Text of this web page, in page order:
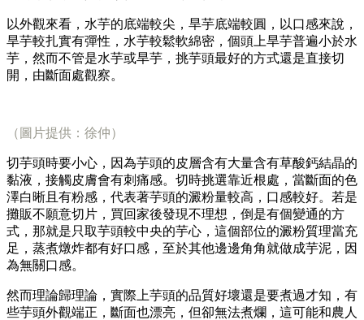
以外觀來看，水芋的底端較尖，旱芋底端較圓，以口感來說，
旱芋較扎實有彈性，水芋較鬆軟綿密，個頭上旱芋普遍小於水
芋，然而不管是水芋或旱芋，挑芋頭最好的方式還是直接切
開，由斷面處觀察。
（圖片提供：徐仲）
切芋頭時要小心，因為芋頭的皮層含有大量含有草酸鈣結晶的
黏液，接觸皮膚會有刺痛感。切時挑選靠近根處，當斷面的色
澤白晰且有粉感，代表著芋頭的澱粉量較高，口感較好。若是
攤販不願意切片，買回家後發現不理想，倒是有個變通的方
式，那就是只取芋頭較中央的芋心，這個部位的澱粉質理當充
足，蒸煮燉炸都有好口感，至於其他邊邊角角就做成芋泥，因
為無關口感。
然而理論歸理論，實際上芋頭的品質好壞還是要煮過才知，有
些芋頭外觀端正，斷面也漂亮，但卻無法煮爛，這可能和農人